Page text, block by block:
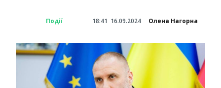
Події 18:41 16.09.2024 Олена Нагорна